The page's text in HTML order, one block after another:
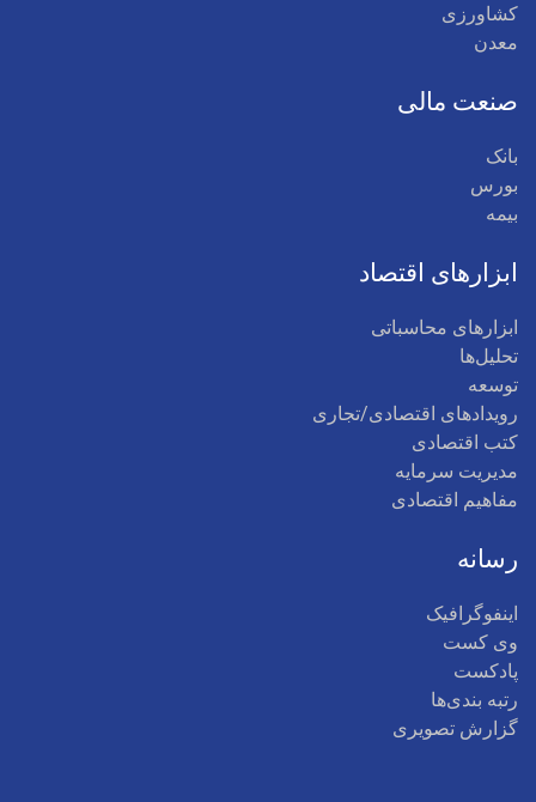
کشاورزی
معدن
صنعت مالی
بانک
بورس
بیمه
ابزارهای اقتصاد
ابزارهای محاسباتی
تحلیل‌ها
توسعه
رویدادهای اقتصادی/تجاری
کتب اقتصادی
مدیریت سرمایه
مفاهیم اقتصادی
رسانه
اینفوگرافیک
وی کست
پادکست
رتبه بندی‌ها
گزارش تصویری